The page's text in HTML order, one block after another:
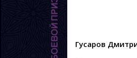
Гусаров